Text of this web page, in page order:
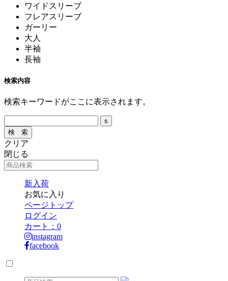
ワイドスリーブ
フレアスリーブ
ガーリー
大人
半袖
長袖
検索内容
検索キーワードがここに表示されます。
クリア
閉じる
新入荷
お気に入り
ページトップ
ログイン
カート： 0
instagram
facebook